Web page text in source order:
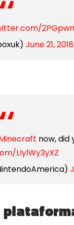
June 21, 2018
now, did
LIylWy3yXZ